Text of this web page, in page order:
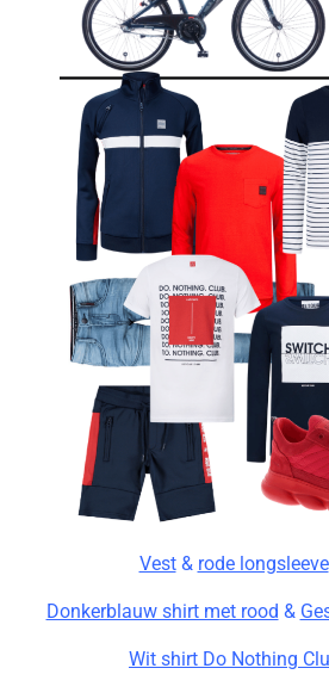
Vest& rode longsleeve
Donkerblauw shirt met rood &
Wit shirt Do Nothing